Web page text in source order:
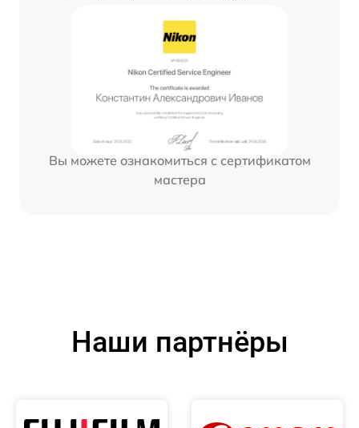
Вы можете ознакомиться с сертификатом
мастера
Наши партнёры